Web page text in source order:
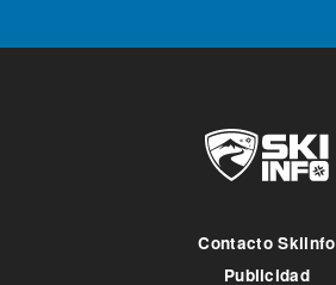
Contacto Skiinfo
Publicidad